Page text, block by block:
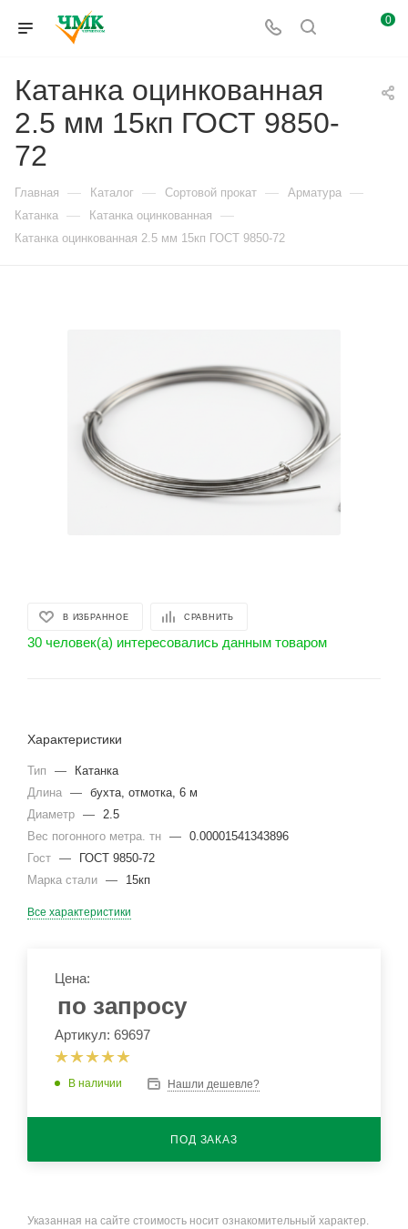
0
Катанка оцинкованная
2.5 мм 15кп ГОСТ 9850-
72
Главная — Каталог — Сортовой прокат — Арматура —
Катанка — Катанка оцинкованная —
Катанка оцинкованная 2.5 мм 15кп ГОСТ 9850-72
В ИЗБРАННОЕ СРАВНИТЬ
30 человек(а) интересовались данным товаром
Характеристики
Тип —
Катанка
Длина — бухта, отмотка, 6 м
Диаметр — 2.5
Вес погонного метра. тн — 0.00001541343896
Гост —
ГОСТ 9850-72
Марка стали — 15кп
Все характеристики
Цена:
по запросу
Артикул: 69697
В наличии Нашли дешевле?
ПОД ЗАКАЗ
Указанная на сайте стоимость носит ознакомительный характер.